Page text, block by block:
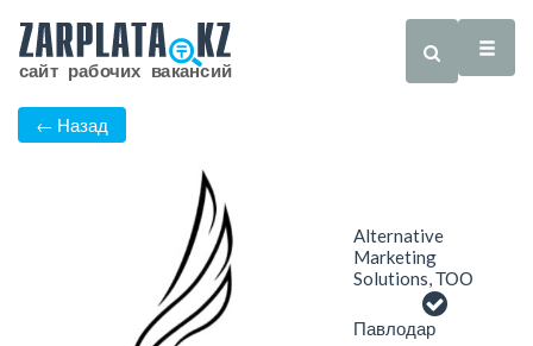
← Назад
Alternative
Marketing
Solutions, ТОО
Павлодар